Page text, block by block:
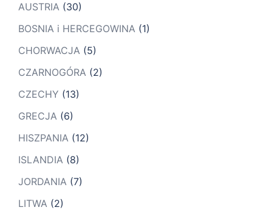
AUSTRIA (30)
BOSNIA i HERCEGOWINA (1)
CHORWACJA (5)
CZARNOGÓRA (2)
CZECHY (13)
GRECJA (6)
HISZPANIA (12)
ISLANDIA (8)
JORDANIA (7)
LITWA (2)